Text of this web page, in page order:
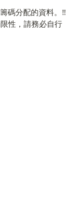
碼分配的資料。‼️
性，請務必自行